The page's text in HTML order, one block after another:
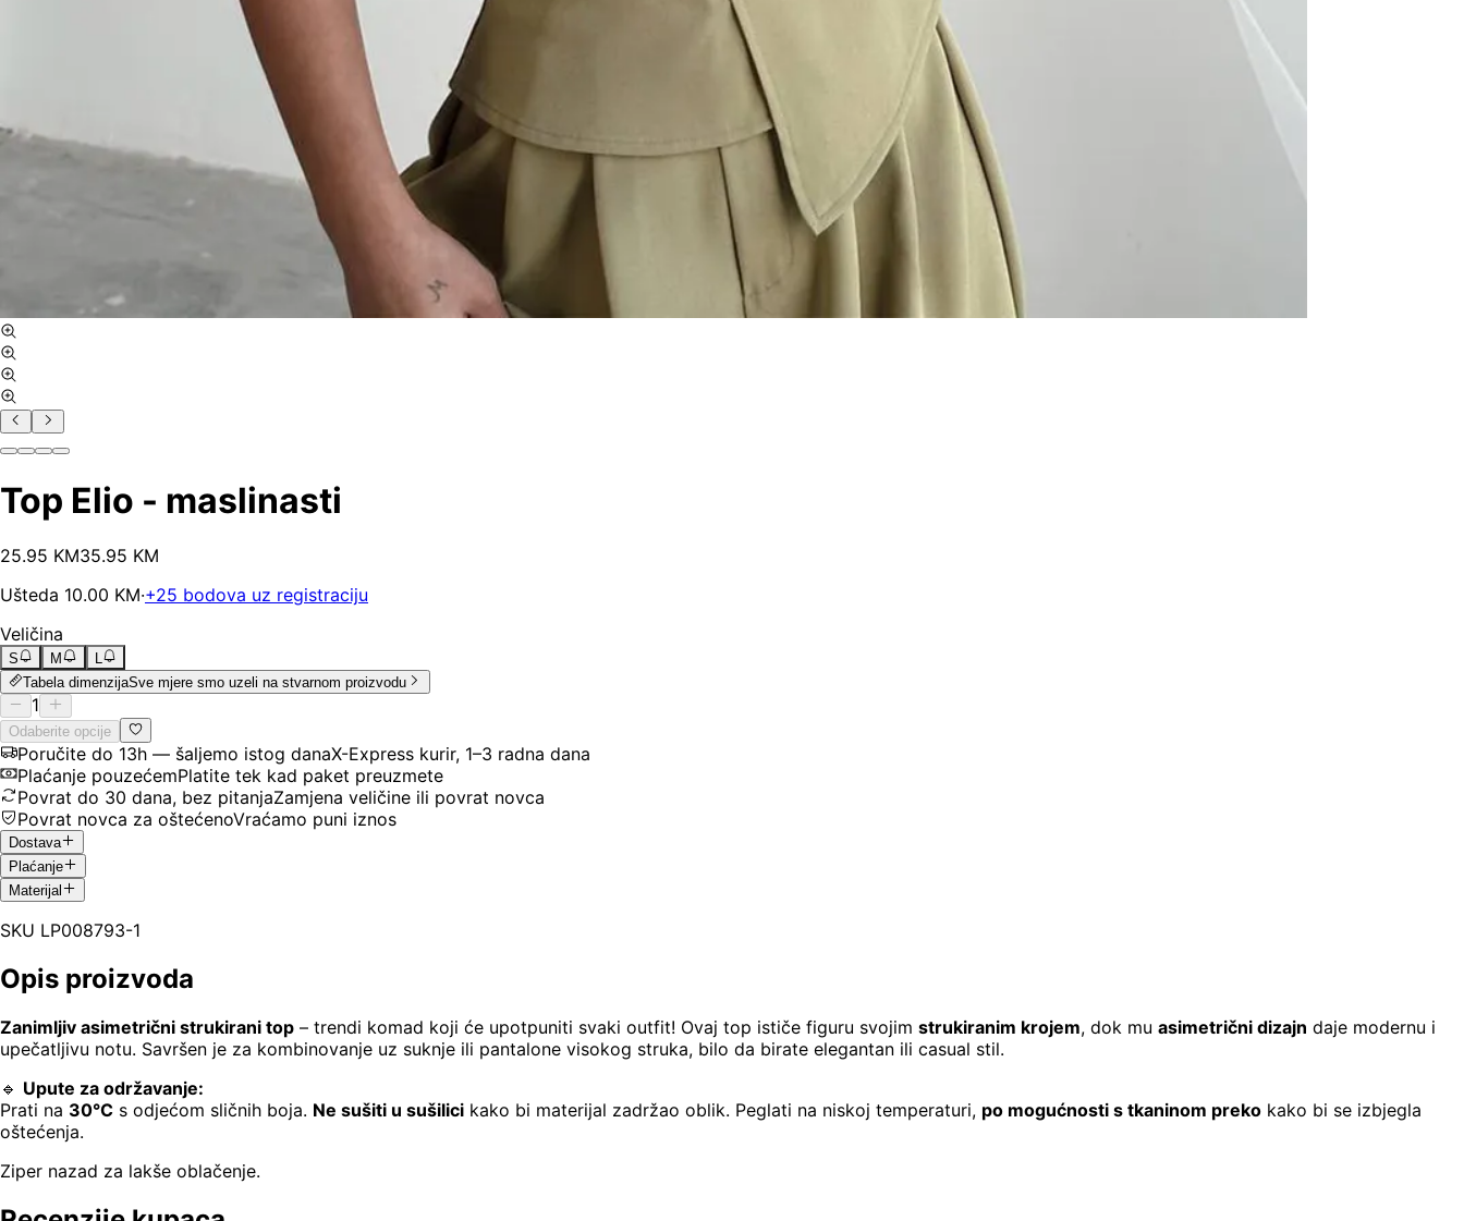
Top Elio - maslinasti
25.95 KM35.95 KM
Ušteda 10.00 KM·+25 bodova uz registraciju
Veličina
S M
L
Tabela dimenzijaSve mjere smo uzeli na stvarnom proizvodu
1
Odaberite opcije
Poručite do 13h — šaljemo istog danaX-Express kurir, 1–3 radna dana
Plaćanje pouzećemPlatite tek kad paket preuzmete
Povrat do 30 dana, bez pitanjaZamjena veličine ili povrat novca
Povrat novca za oštećenoVraćamo puni iznos
Dostava
Plaćanje
Materijal
SKU LP008793-1
Opis proizvoda
Zanimljiv asimetrični strukirani top – trendi komad koji će upotpuniti svaki outfit! Ovaj top ističe figuru svojim strukiranim krojem, dok mu asimetrični dizajn daje modernu i
upečatljivu notu. Savršen je za kombinovanje uz suknje ili pantalone visokog struka, bilo da birate elegantan ili casual stil.
🔹 Upute za održavanje:
Prati na 30°C s odjećom sličnih boja. Ne sušiti u sušilici kako bi materijal zadržao oblik. Peglati na niskoj temperaturi, po mogućnosti s tkaninom preko kako bi se izbjegla
oštećenja.
Ziper nazad za lakše oblačenje.